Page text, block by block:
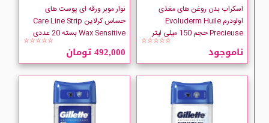
Babaria
Bad Lab
Bath And Body Works
Bernard Cassiere
اسکراب بدن روغن های مغذی
اولودرم Evoluderm Huile
Precieuse حجم 150 میلی لیتر
☆☆☆☆☆
ناموجود
نوار موبر ورقه ای پوست های
حساس کرلاین Care Line Strip
Wax Sensitive بسته 20 عددی
☆☆☆☆☆
492,000 تومان